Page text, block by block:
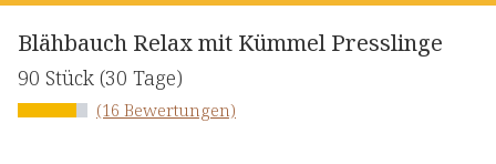
Blähbauch Relax mit Kümmel Presslinge
90 Stück (30 Tage)
(16 Bewertungen)